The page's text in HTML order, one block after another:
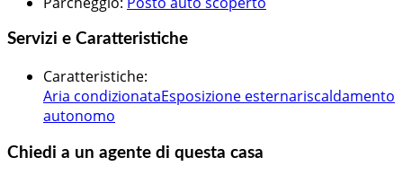
Servizi e Caratteristiche
Caratteristiche:
Aria condizionataEsposizione esternariscaldamento
autonomo
Chiedi a un agente di questa casa